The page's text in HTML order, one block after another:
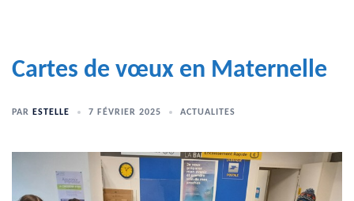
Cartes de vœux en Maternelle
PAR ESTELLE 7 FÉVRIER 2025 ACTUALITES